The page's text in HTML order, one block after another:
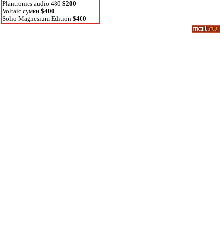
Plantronics audio 480 $200
Voltaic сумки $400
Solio Magnesium Edition $400